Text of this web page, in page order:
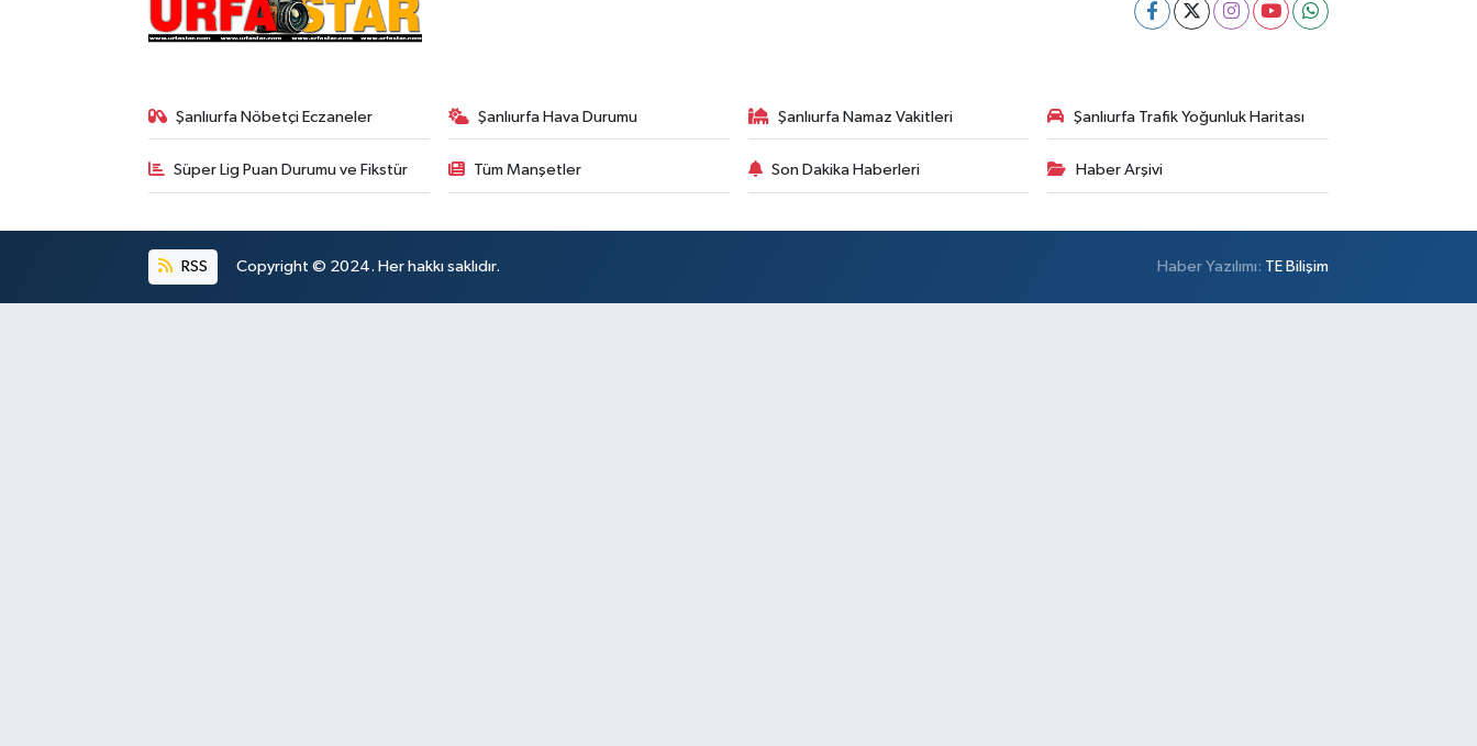
Şanlıurfa Nöbetçi Eczaneler Şanlıurfa Hava Durumu Şanlıurfa Namaz Vakitleri Şanlıurfa Trafik Yoğunluk Haritası
Süper Lig Puan Durumu ve Fikstür Tüm Manşetler Son Dakika Haberleri Haber Arşivi
RSS Copyright © 2024. Her hakkı saklıdır. Haber Yazılımı: TE Bilişim